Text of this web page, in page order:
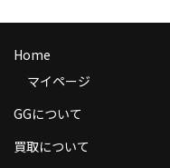
送料
商品の発送
返品
Home
マイページ
GGについて
買取について